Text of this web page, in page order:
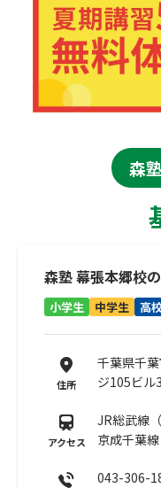
森
森塾 幕張本郷校
小学生 中学生 高
住所
千葉県千
ジ105ビル
アクセス
JR総武線
京成千葉
043-306-